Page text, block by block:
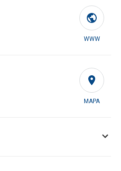
WWW
MAPA